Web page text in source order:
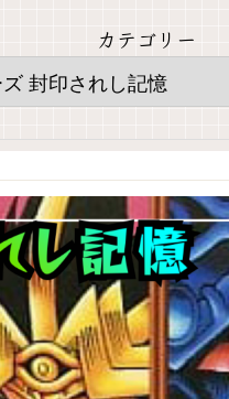
カテゴリー